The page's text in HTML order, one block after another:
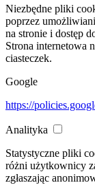
Niezbędne pliki
poprzez
na stronie i dostęp
Strona internetowa
ciasteczek.
Google
https://
Analityka
Statystyczne pliki
różni użytkownicy
zgłaszając